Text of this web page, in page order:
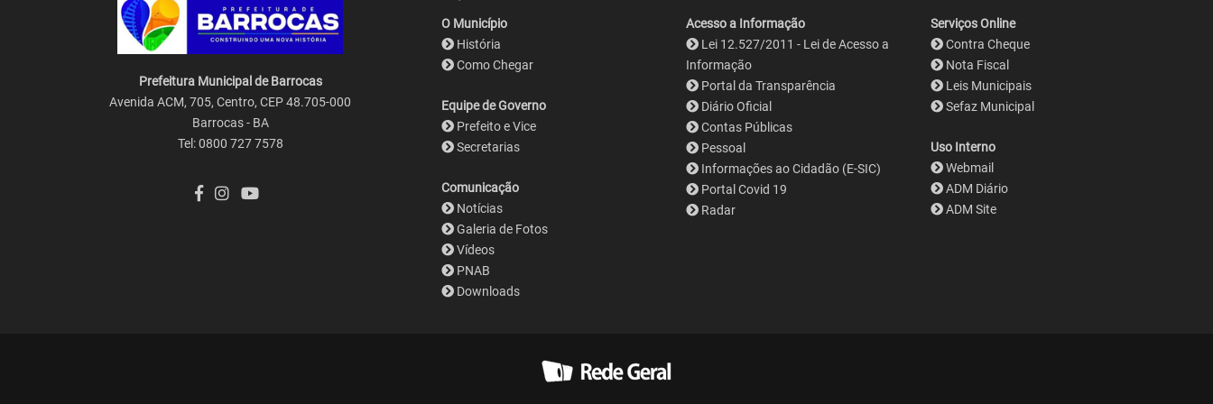
Prefeitura Municipal de Barrocas
Avenida ACM, 705, Centro, CEP 48.705-000
Barrocas - BA
Tel: 0800 727 7578
O Município
História
Como Chegar
Equipe de Governo
Prefeito e Vice
Secretarias
Comunicação
Notícias
Galeria de Fotos
Vídeos
PNAB
Downloads
Acesso a Informação
Lei 12.527/2011 - Lei de Acesso a
Informação
Portal da Transparência
Diário Oficial
Contas Públicas
Pessoal
Informações ao Cidadão (E-SIC)
Portal Covid 19
Radar
Serviços Online
Contra Cheque
Nota Fiscal
Leis Municipais
Sefaz Municipal
Uso Interno
Webmail
ADM Diário
ADM Site